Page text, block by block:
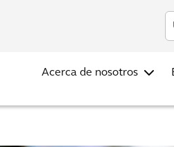
Acerca de nosotros